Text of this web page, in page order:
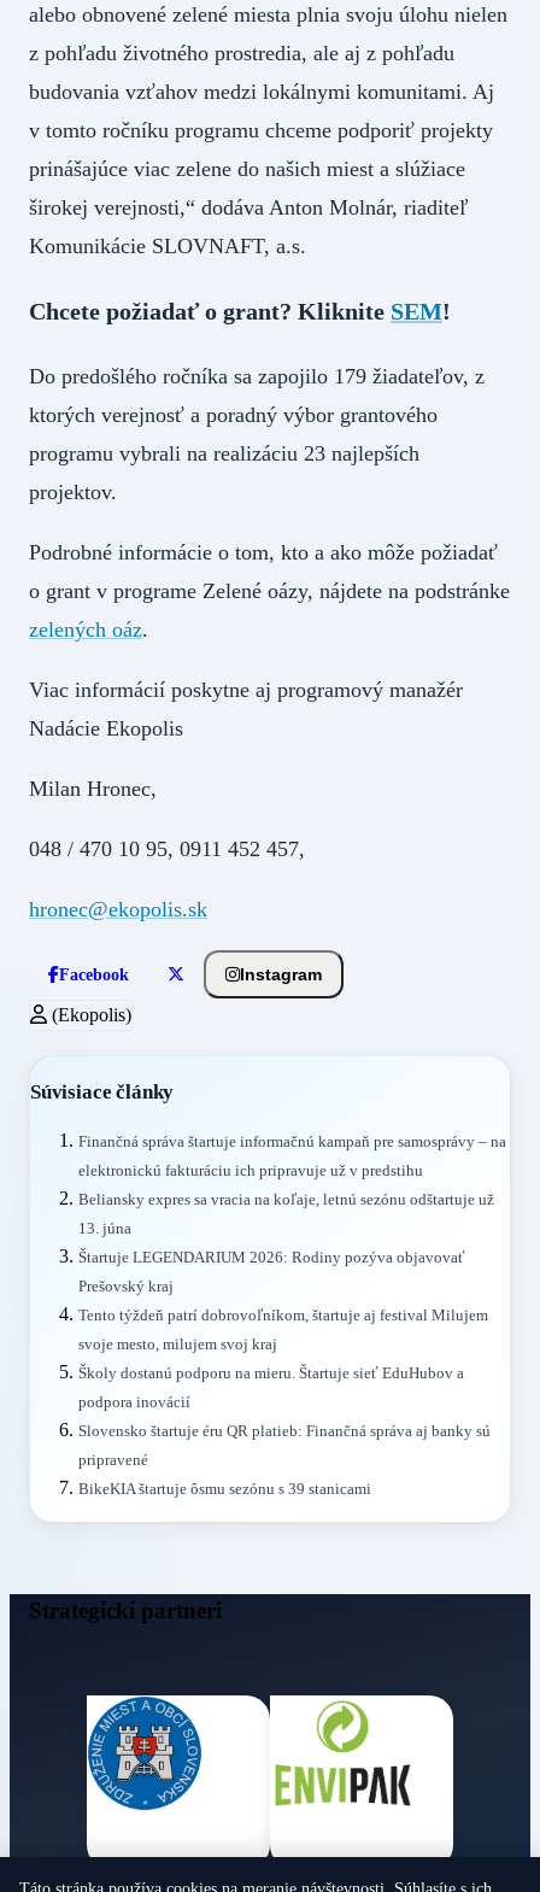
alebo obnovené zelené miesta plnia svoju úlohu nielen
z pohľadu životného prostredia, ale aj z pohľadu
budovania vzťahov medzi lokálnymi komunitami. Aj
v tomto ročníku programu chceme podporiť projekty
prinášajúce viac zelene do našich miest a slúžiace
širokej verejnosti,“ dodáva Anton Molnár, riaditeľ
Komunikácie SLOVNAFT, a.s.
Chcete požiadať o grant? Kliknite SEM!
Do predošlého ročníka sa zapojilo 179 žiadateľov, z
ktorých verejnosť a poradný výbor grantového
programu vybrali na realizáciu 23 najlepších
projektov.
Podrobné informácie o tom, kto a ako môže požiadať
o grant v programe Zelené oázy, nájdete na podstránke
zelených oáz.
Viac informácií poskytne aj programový manažér
Nadácie Ekopolis
Milan Hronec,
048 / 470 10 95, 0911 452 457,
hronec@ekopolis.sk
Facebook Instagram
(Ekopolis)
Súvisiace články
Finančná správa štartuje informačnú kampaň pre samosprávy – na
elektronickú fakturáciu ich pripravuje už v predstihu
Beliansky expres sa vracia na koľaje, letnú sezónu odštartuje už
13. júna
Štartuje LEGENDARIUM 2026: Rodiny pozýva objavovať
Prešovský kraj
Tento týždeň patrí dobrovoľníkom, štartuje aj festival Milujem
svoje mesto, milujem svoj kraj
Školy dostanú podporu na mieru. Štartuje sieť EduHubov a
podpora inovácií
Slovensko štartuje éru QR platieb: Finančná správa aj banky sú
pripravené
BikeKIA štartuje ôsmu sezónu s 39 stanicami
Strategickí partneri